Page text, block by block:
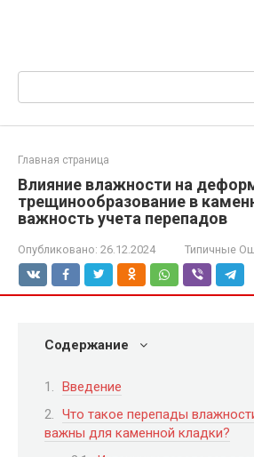
Поиск:
Главная страница
Влияние влажности на
трещинообразование в
важность учета перепадов
Опубликовано: 26.12.2024 Типичные
Содержание
Введение
Что такое перепады
важны для каменной кладки?